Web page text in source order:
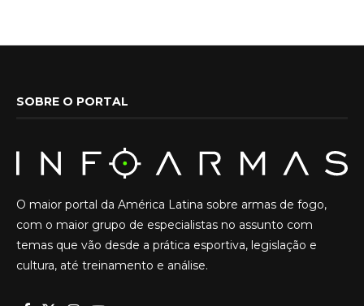
SOBRE O PORTAL
O maior portal da América Latina sobre armas de fogo,
com o maior grupo de especialistas no assunto com
temas que vão desde a prática esportiva, legislação e
cultura, até treinamento e análise.